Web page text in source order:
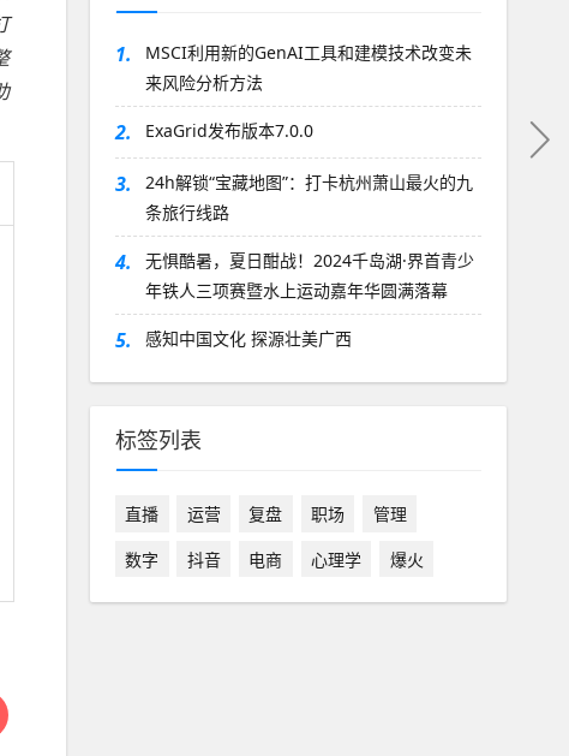
1.
MSCI利用新的GenAI工具和建模技术改变未
来风险分析方法
2. ExaGrid发布版本7.0.0
3.
24h解锁“宝藏地图”：打卡杭州萧山最火的九
条旅行线路
4.
无惧酷暑，夏日酣战！2024千岛湖·界首青少
年铁人三项赛暨水上运动嘉年华圆满落幕
5. 感知中国文化 探源壮美广西
标签列表
直播 运营 复盘 职场
管理
数字
抖音 电商 心理学 爆火